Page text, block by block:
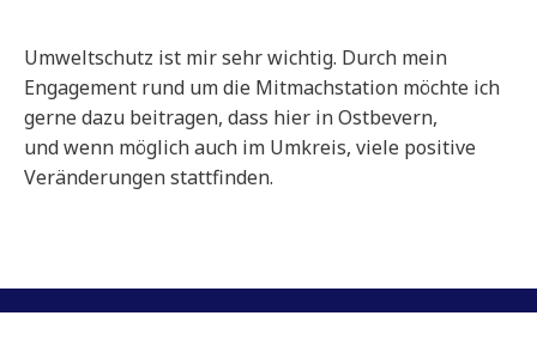
Umweltschutz ist mir sehr wichtig. Durch mein
Engagement rund um die Mitmachstation möchte ich
gerne dazu beitragen, dass hier in Ostbevern,
und wenn möglich auch im Umkreis, viele positive
Veränderungen stattfinden.